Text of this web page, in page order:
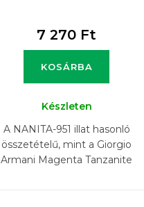
7 270 Ft
KOSÁRBA
Készleten
A NANITA-951 illat hasonló
összetételű, mint a Giorgio
Armani Magenta Tanzanite